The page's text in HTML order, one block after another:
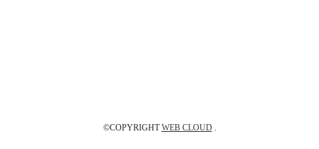
©COPYRIGHTWEB CLOUD.